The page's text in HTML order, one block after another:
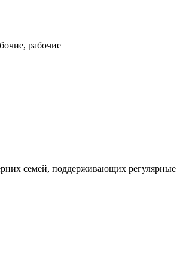
рабочие
семей, поддерживающих регулярные